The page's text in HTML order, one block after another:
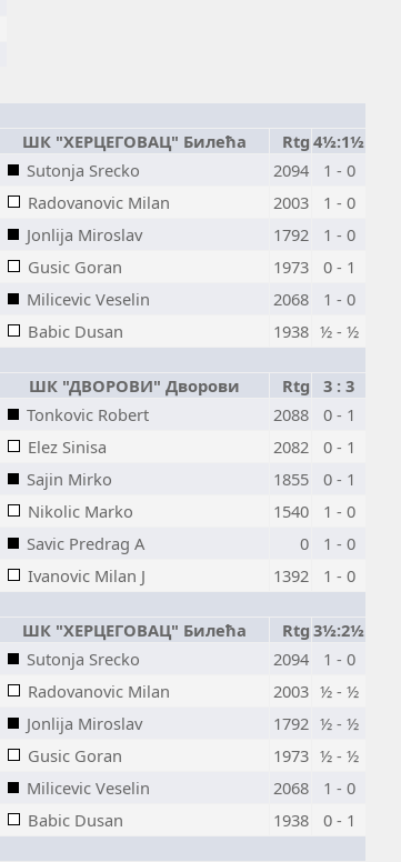
ШК "ХЕРЦЕГОВАЦ" Билећа Rtg 4½:1½
Sutonja Srecko 2094
1 - 0
Radovanovic Milan 2003
1 - 0
Jonlija Miroslav 1792
1 - 0
Gusic Goran 1973
0 - 1
Milicevic Veselin 2068
1 - 0
Babic Dusan 1938 ½ - ½
ШК "ДВОРОВИ" Дворови Rtg
3 : 3
Tonkovic Robert 2088
0 - 1
Elez Sinisa 2082
0 - 1
Sajin Mirko 1855
0 - 1
Nikolic Marko 1540
1 - 0
Savic Predrag A 0
1 - 0
Ivanovic Milan J 1392
1 - 0
ШК "ХЕРЦЕГОВАЦ" Билећа Rtg 3½:2½
Sutonja Srecko 2094
1 - 0
Radovanovic Milan 2003 ½ - ½
Jonlija Miroslav 1792 ½ - ½
Gusic Goran 1973 ½ - ½
Milicevic Veselin 2068
1 - 0
Babic Dusan 1938
0 - 1